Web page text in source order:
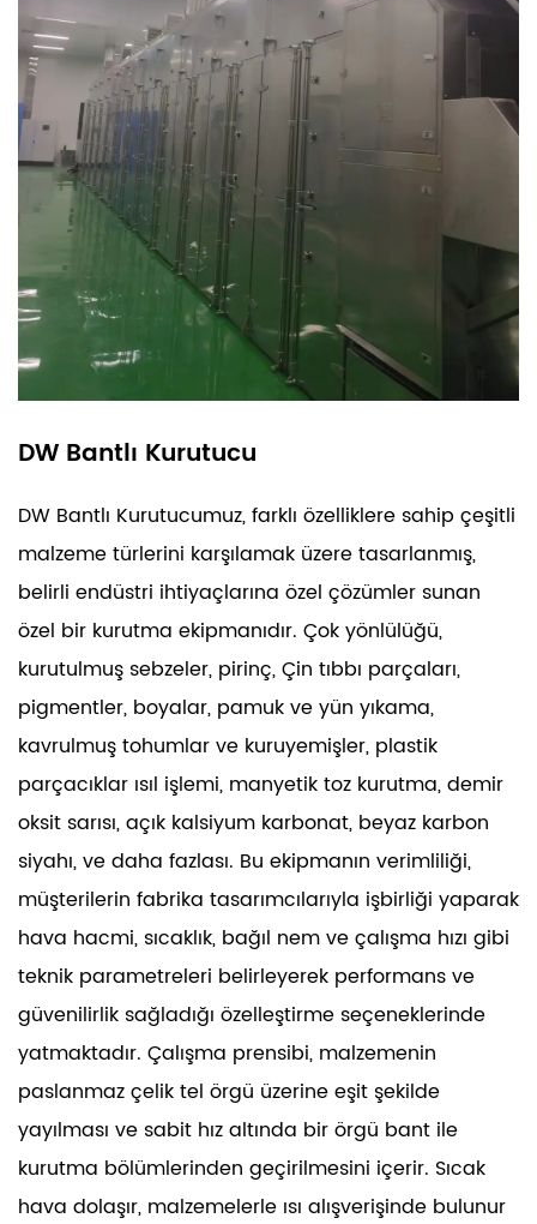
DW Bantlı Kurutucu
DW Bantlı Kurutucumuz, farklı özelliklere sahip çeşitli
malzeme türlerini karşılamak üzere tasarlanmış,
belirli endüstri ihtiyaçlarına özel çözümler sunan
özel bir kurutma ekipmanıdır. Çok yönlülüğü,
kurutulmuş sebzeler, pirinç, Çin tıbbı parçaları,
pigmentler, boyalar, pamuk ve yün yıkama,
kavrulmuş tohumlar ve kuruyemişler, plastik
parçacıklar ısıl işlemi, manyetik toz kurutma, demir
oksit sarısı, açık kalsiyum karbonat, beyaz karbon
siyahı, ve daha fazlası. Bu ekipmanın verimliliği,
müşterilerin fabrika tasarımcılarıyla işbirliği yaparak
hava hacmi, sıcaklık, bağıl nem ve çalışma hızı gibi
teknik parametreleri belirleyerek performans ve
güvenilirlik sağladığı özelleştirme seçeneklerinde
yatmaktadır. Çalışma prensibi, malzemenin
paslanmaz çelik tel örgü üzerine eşit şekilde
yayılması ve sabit hız altında bir örgü bant ile
kurutma bölümlerinden geçirilmesini içerir. Sıcak
hava dolaşır, malzemelerle ısı alışverişinde bulunur